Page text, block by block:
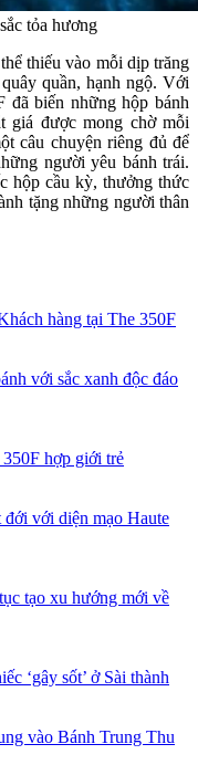
tỏa hương
thiếu vào mỗi dịp trăng
quần, hạnh ngộ. Với
đã biến những hộp bánh
giá được mong chờ mỗi
câu chuyện riêng đủ để
người yêu bánh trái.
hộp cầu kỳ, thưởng thức
tặng những người thân
hàng tại The 350F
với sắc xanh độc đáo
hợp giới trẻ
với diện mạo Haute
tạo xu hướng mới về
‘gây sốt’ ở Sài thành
vào Bánh Trung Thu